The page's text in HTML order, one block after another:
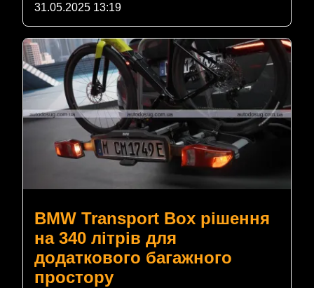
31.05.2025 13:19
BMW Transport Box рішення
на 340 літрів для
додаткового багажного
простору